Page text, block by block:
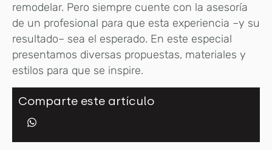
remodelar. Pero siempre cuente con la asesoría
de un profesional para que esta experiencia –y su
resultado– sea el esperado. En este especial
presentamos diversas propuestas, materiales y
estilos para que se inspire.
Comparte este artículo